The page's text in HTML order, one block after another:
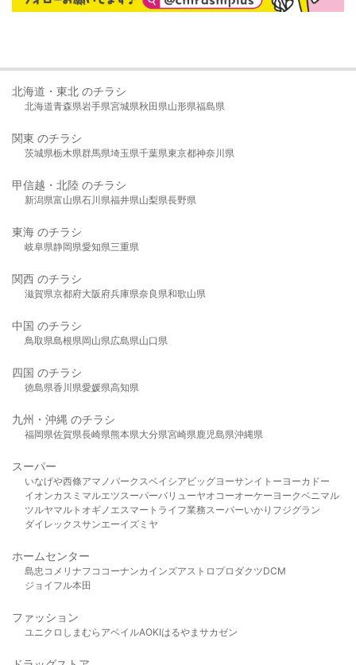
北海道・東北 のチラシ
北海道青森県岩手県宮城県秋田県山形県福島県
関東 のチラシ
茨城県栃木県群馬県埼玉県千葉県東京都神奈川県
甲信越・北陸 のチラシ
新潟県富山県石川県福井県山梨県長野県
東海 のチラシ
岐阜県静岡県愛知県三重県
関西 のチラシ
滋賀県京都府大阪府兵庫県奈良県和歌山県
中国 のチラシ
鳥取県島根県岡山県広島県山口県
四国 のチラシ
徳島県香川県愛媛県高知県
九州・沖縄 のチラシ
福岡県佐賀県長崎県熊本県大分県宮崎県鹿児島県沖縄県
スーパー
いなげや西條アマノパークスベイシア ビッグヨーサンイトーヨーカドー
イオンカスミ マルエツスーパーバリューヤオコーオーケー ヨークベニマル
ツルヤマルト オギノ エスマート ライフ業務スーパーいかり フジグラン
ダイレックスサンエーイズミヤ
ホームセンター
島忠 コメリ ナフコ コーナンカインズアストロプロダクツDCM
ジョイフル本田
ファッション
ユニクロ しまむら アベイルAOKIはるやま サカゼン